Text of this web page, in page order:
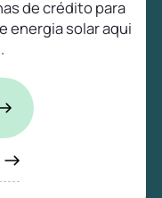
de crédito para
energia solar aqui